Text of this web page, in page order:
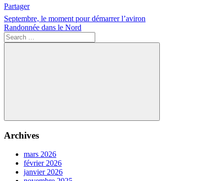
Partager
Navigation
de
l’article
Previous
Post:
Septembre, le moment pour démarrer l’aviron
Next
Post:
Randonnée dans le Nord
Search
for:
Search
Archives
mars 2026
février 2026
janvier 2026